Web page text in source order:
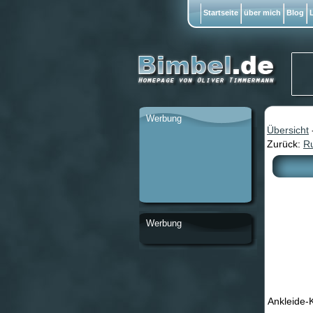
Übersicht
Zurück:
Ankleide-
Werbung
Werbung
Startseite über mich Blog